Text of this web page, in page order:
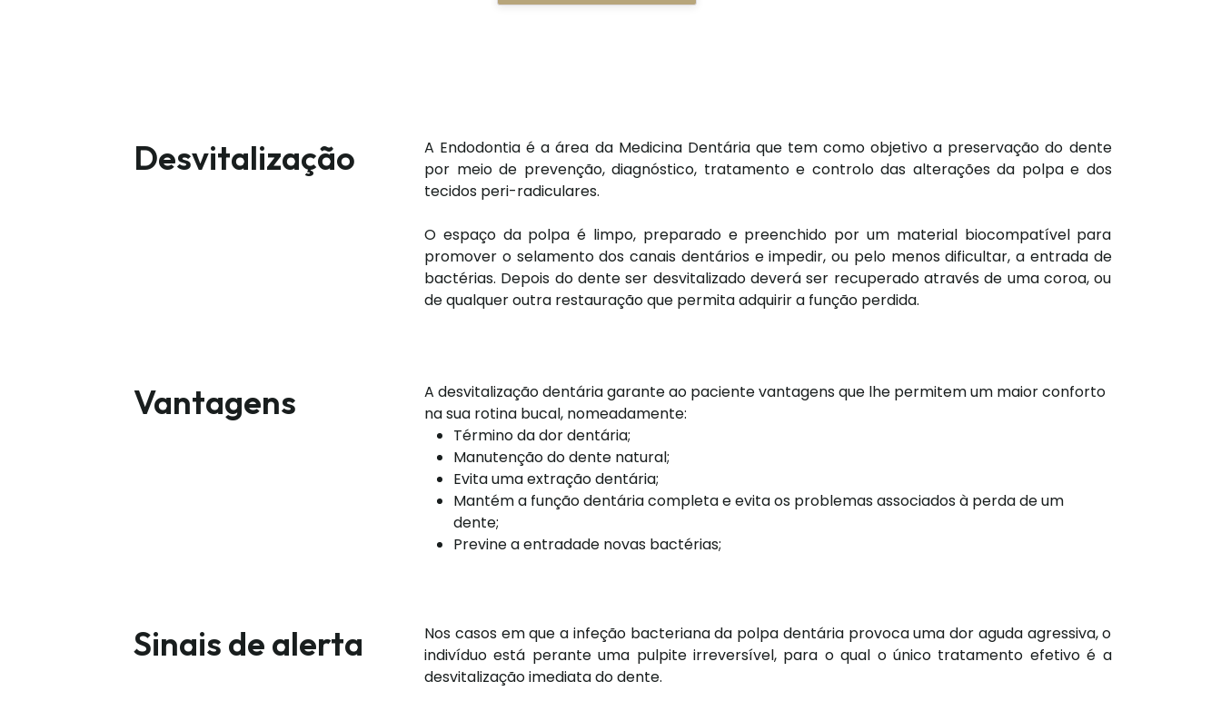
Desvitalização
A Endodontia é a área da Medicina Dentária que tem como objetivo a preservação do dente
por meio de prevenção, diagnóstico, tratamento e controlo das alterações da polpa e dos
tecidos peri-radiculares.
O espaço da polpa é limpo, preparado e preenchido por um material biocompatível para
promover o selamento dos canais dentários e impedir, ou pelo menos dificultar, a entrada de
bactérias. Depois do dente ser desvitalizado deverá ser recuperado através de uma coroa, ou
de qualquer outra restauração que permita adquirir a função perdida.
Vantagens
A desvitalização dentária garante ao paciente vantagens que lhe permitem um maior conforto
na sua rotina bucal, nomeadamente:
Término da dor dentária;
Manutenção do dente natural;
Evita uma extração dentária;
Mantém a função dentária completa e evita os problemas associados à perda de um
dente;
Previne a entradade novas bactérias;
Sinais de alerta
Nos casos em que a infeção bacteriana da polpa dentária provoca uma dor aguda agressiva, o
indivíduo está perante uma pulpite irreversível, para o qual o único tratamento efetivo é a
desvitalização imediata do dente.